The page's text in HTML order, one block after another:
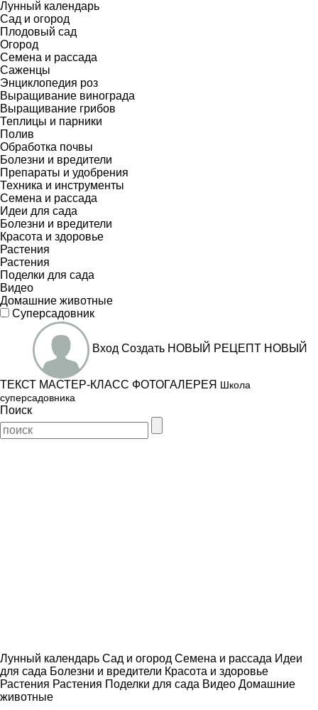
Лунный календарь
Сад и огород
Плодовый сад
Огород
Семена и рассада
Саженцы
Энциклопедия роз
Выращивание винограда
Выращивание грибов
Теплицы и парники
Полив
Обработка почвы
Болезни и вредители
Препараты и удобрения
Техника и инструменты
Семена и рассада
Идеи для сада
Болезни и вредители
Красота и здоровье
Растения
Растения
Поделки для сада
Видео
Домашние животные
Суперсадовник
Вход Создать НОВЫЙ РЕЦЕПТ НОВЫЙ
ТЕКСТ МАСТЕР-КЛАСС ФОТОГАЛЕРЕЯ Школа
суперсадовника
Поиск
Лунный календарь Сад и огород Семена и рассада Идеи
для сада Болезни и вредители Красота и здоровье
Растения Растения Поделки для сада Видео Домашние
животные